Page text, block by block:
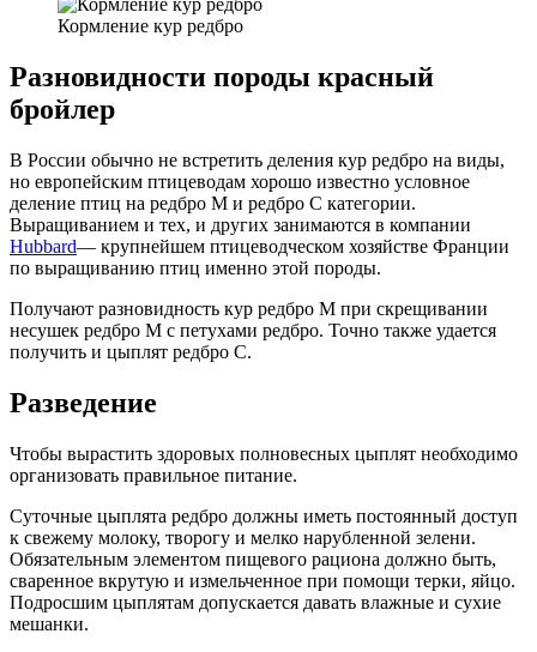
Кормление кур редбро
Разновидности породы красный
бройлер
В России обычно не встретить деления кур редбро на виды,
но европейским птицеводам хорошо известно условное
деление птиц на редбро М и редбро С категории.
Выращиванием и тех, и других занимаются в компании
Hubbard— крупнейшем птицеводческом хозяйстве Франции
по выращиванию птиц именно этой породы.
Получают разновидность кур редбро М при скрещивании
несушек редбро М с петухами редбро. Точно также удается
получить и цыплят редбро С.
Разведение
Чтобы вырастить здоровых полновесных цыплят необходимо
организовать правильное питание.
Суточные цыплята редбро должны иметь постоянный доступ
к свежему молоку, творогу и мелко нарубленной зелени.
Обязательным элементом пищевого рациона должно быть,
сваренное вкрутую и измельченное при помощи терки, яйцо.
Подросшим цыплятам допускается давать влажные и сухие
мешанки.